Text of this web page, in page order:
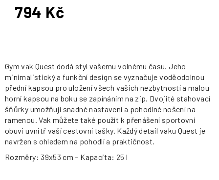
794 Kč
Měrná
Gym vak Quest dodá styl vašemu volnému času. Jeho
minimalistický a funkční design se vyznačuje voděodolnou
přední kapsou pro uložení všech vašich nezbytností a malou
horní kapsou na boku se zapínáním na zip. Dvojité stahovací
šňůrky umožňují snadné nastavení a pohodlné nošení na
ramenou. Vak můžete také použít k přenášení sportovní
obuvi uvnitř vaší cestovní tašky. Každý detail vaku Quest je
navržen s ohledem na pohodlí a praktičnost.
Rozměry: 39x53 cm – Kapacita: 25 l